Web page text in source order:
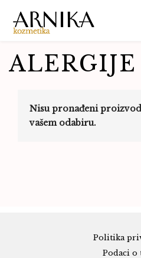
ALERGIJE
Nisu pronađeni
vašem odabiru.
Politika
Podaci